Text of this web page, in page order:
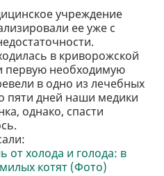
учреждение
ее уже с
в криворожской
первую необходимую
в одно из лечебных
пяти дней наши медики
однако, спасти
от холода и голода: в
котят (Фото)